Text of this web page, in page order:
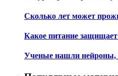
Сколько лет может
Какое питание
Ученые нашли нейроны,